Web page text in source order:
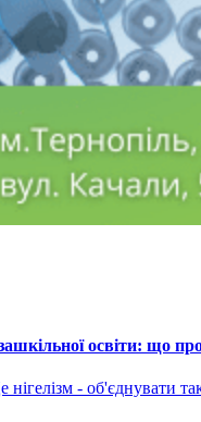
освіти: що
- об'єднувати